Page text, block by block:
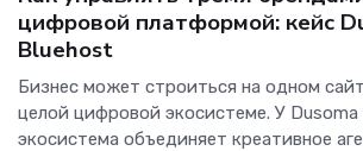
цифровой платформой: кейс
Bluehost
Бизнес может строиться на одном
целой цифровой экосистеме. У Dusoma
экосистема объединяет креативное